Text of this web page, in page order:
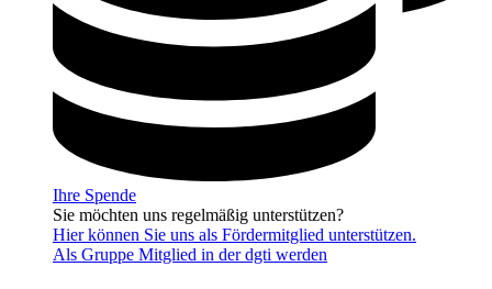
Ihre Spende
Sie möchten uns regelmäßig unterstützen?
Hier können Sie uns als Fördermitglied unterstützen.
Als Gruppe Mitglied in der dgti werden